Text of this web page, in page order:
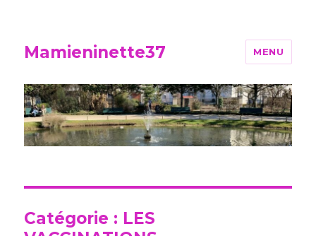
Mamieninette37 MENU
Catégorie : LES